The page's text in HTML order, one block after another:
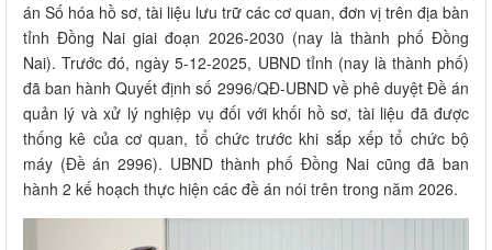
án Số hóa hồ sơ, tài liệu lưu trữ các cơ quan, đơn vị trên địa bàn
tỉnh Đồng Nai giai đoạn 2026-2030 (nay là thành phố Đồng
Nai). Trước đó, ngày 5-12-2025, UBND tỉnh (nay là thành phố)
đã ban hành Quyết định số 2996/QĐ-UBND về phê duyệt Đề án
quản lý và xử lý nghiệp vụ đối với khối hồ sơ, tài liệu đã được
thống kê của cơ quan, tổ chức trước khi sắp xếp tổ chức bộ
máy (Đề án 2996). UBND thành phố Đồng Nai cũng đã ban
hành 2 kế hoạch thực hiện các đề án nói trên trong năm 2026.